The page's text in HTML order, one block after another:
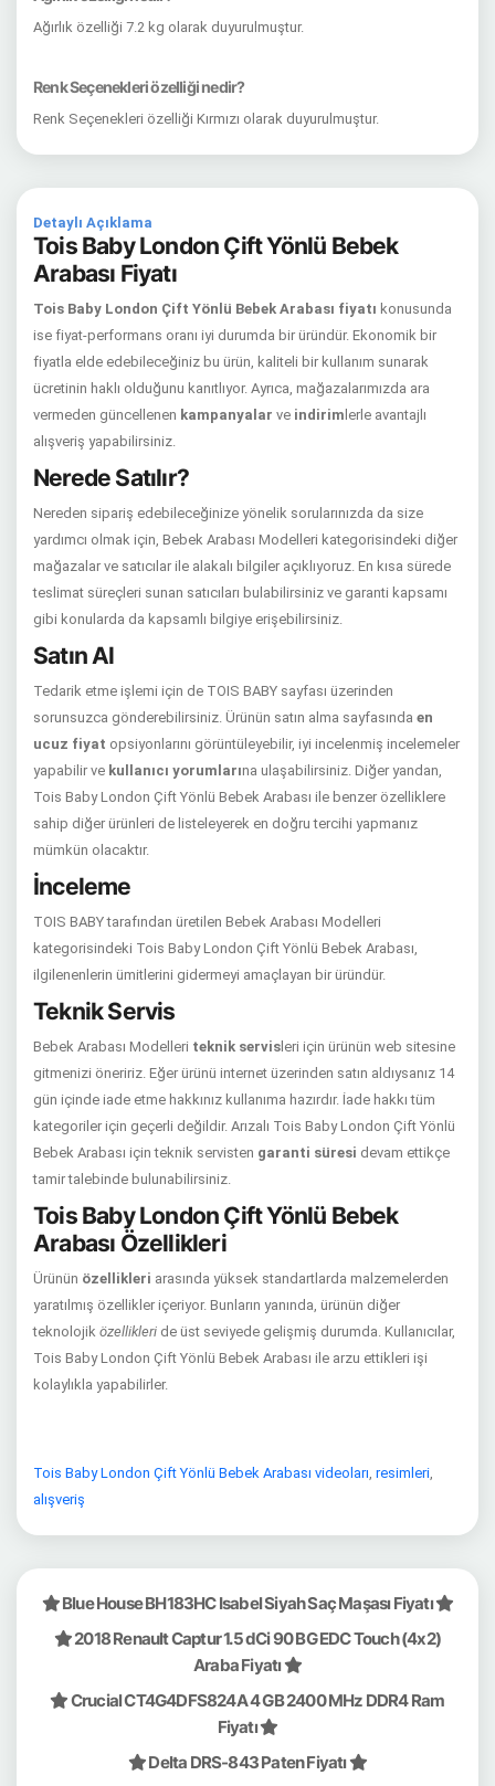
Ağırlık özelliği 7.2 kg olarak duyurulmuştur.
Renk Seçenekleri özelliği nedir?
Renk Seçenekleri özelliği Kırmızı olarak duyurulmuştur.
Detaylı Açıklama
Tois Baby London Çift Yönlü Bebek
Arabası Fiyatı
Tois Baby London Çift Yönlü Bebek Arabası fiyatı konusunda
ise fiyat-performans oranı iyi durumda bir üründür. Ekonomik bir
fiyatla elde edebileceğiniz bu ürün, kaliteli bir kullanım sunarak
ücretinin haklı olduğunu kanıtlıyor. Ayrıca, mağazalarımızda ara
vermeden güncellenen kampanyalar ve indirim lerle avantajlı
alışveriş yapabilirsiniz.
Nerede Satılır?
Nereden sipariş edebileceğinize yönelik sorularınızda da size
yardımcı olmak için, Bebek Arabası Modelleri kategorisindeki diğer
mağazalar ve satıcılar ile alakalı bilgiler açıklıyoruz. En kısa sürede
teslimat süreçleri sunan satıcıları bulabilirsiniz ve garanti kapsamı
gibi konularda da kapsamlı bilgiye erişebilirsiniz.
Satın Al
Tedarik etme işlemi için de TOIS BABY sayfası üzerinden
sorunsuzca gönderebilirsiniz. Ürünün satın alma sayfasında en
ucuz fiyat opsiyonlarını görüntüleyebilir, iyi incelenmiş incelemeler
yapabilir ve kullanıcı yorumlarına ulaşabilirsiniz. Diğer yandan,
Tois Baby London Çift Yönlü Bebek Arabası ile benzer özelliklere
sahip diğer ürünleri de listeleyerek en doğru tercihi yapmanız
mümkün olacaktır.
İnceleme
TOIS BABY tarafından üretilen Bebek Arabası Modelleri
kategorisindeki Tois Baby London Çift Yönlü Bebek Arabası,
ilgilenenlerin ümitlerini gidermeyi amaçlayan bir üründür.
Teknik Servis
Bebek Arabası Modelleri teknik servis leri için ürünün web sitesine
gitmenizi öneririz. Eğer ürünü internet üzerinden satın aldıysanız 14
gün içinde iade etme hakkınız kullanıma hazırdır. İade hakkı tüm
kategoriler için geçerli değildir. Arızalı Tois Baby London Çift Yönlü
Bebek Arabası için teknik servisten garanti süresi devam ettikçe
tamir talebinde bulunabilirsiniz.
Tois Baby London Çift Yönlü Bebek
Arabası Özellikleri
Ürünün özellikleri arasında yüksek standartlarda malzemelerden
yaratılmış özellikler içeriyor. Bunların yanında, ürünün diğer
teknolojik özellikleri de üst seviyede gelişmiş durumda. Kullanıcılar,
Tois Baby London Çift Yönlü Bebek Arabası ile arzu ettikleri işi
kolaylıkla yapabilirler.
Tois Baby London Çift Yönlü Bebek Arabası videoları, resimleri,
alışveriş
Blue House BH183HC Isabel Siyah Saç Maşası Fiyatı
2018 Renault Captur 1.5 dCi 90 BG EDC Touch (4x2)
Araba Fiyatı
Crucial CT4G4DFS824A 4 GB 2400 MHz DDR4 Ram
Fiyatı
Delta DRS-843 Paten Fiyatı